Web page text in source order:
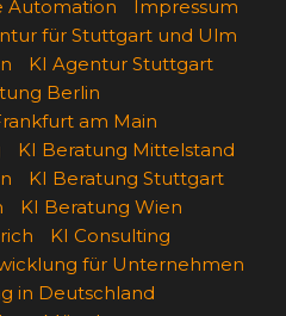
Automation
Impressum
für Stuttgart und Ulm
KI Agentur Stuttgart
Berlin
am Main
KI Beratung Mittelstand
KI Beratung Stuttgart
KI Beratung Wien
KI Consulting
für Unternehmen
in Deutschland